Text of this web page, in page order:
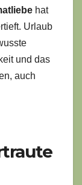
hat
Urlaub
und das
auch